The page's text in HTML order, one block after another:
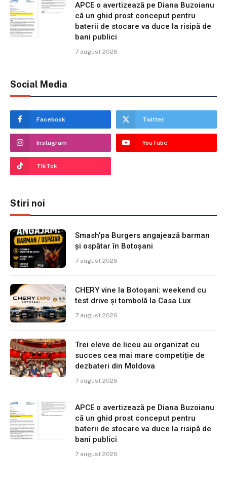
APCE o avertizează pe Diana Buzoianu
că un ghid prost conceput pentru
baterii de stocare va duce la risipă de
bani publici
7 august 2026
Social Media
Facebook Twitter
Instagram YouTube
TikTok
Stiri noi
Smash’pa Burgers angajează barman
și ospătar în Botoșani
7 august 2026
CHERY vine la Botoșani: weekend cu
test drive și tombolă la Casa Lux
7 august 2026
Trei eleve de liceu au organizat cu
succes cea mai mare competiție de
dezbateri din Moldova
7 august 2026
APCE o avertizează pe Diana Buzoianu
că un ghid prost conceput pentru
baterii de stocare va duce la risipă de
bani publici
7 august 2026